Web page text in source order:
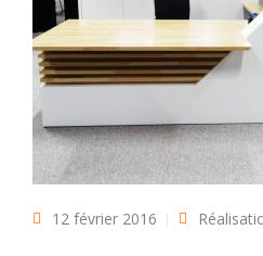
12 février 2016